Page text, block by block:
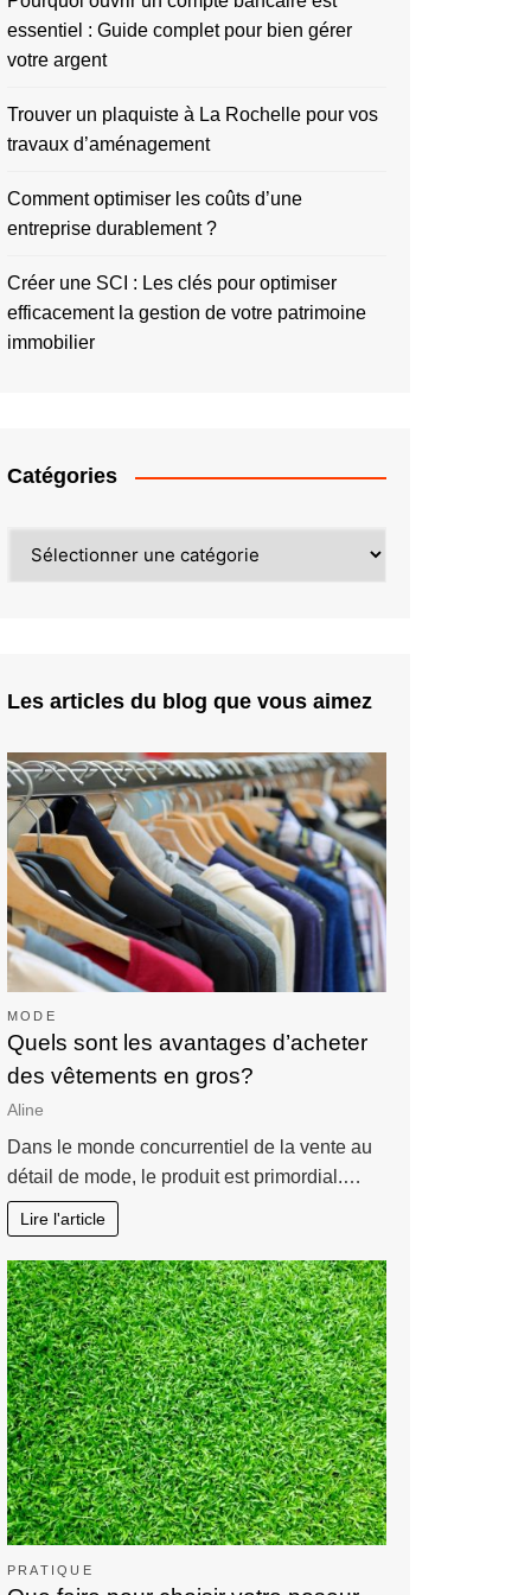
essentiel : Guide complet pour bien gérer
votre argent
Trouver un plaquiste à La Rochelle pour vos
travaux d’aménagement
Comment optimiser les coûts d’une
entreprise durablement ?
Créer une SCI : Les clés pour optimiser
efficacement la gestion de votre patrimoine
immobilier
Catégories
Les articles du blog que vous aimez
MODE
Quels sont les avantages d’acheter
des vêtements en gros?
Aline
Dans le monde concurrentiel de la vente au
détail de mode, le produit est primordial.…
Lire l'article
PRATIQUE